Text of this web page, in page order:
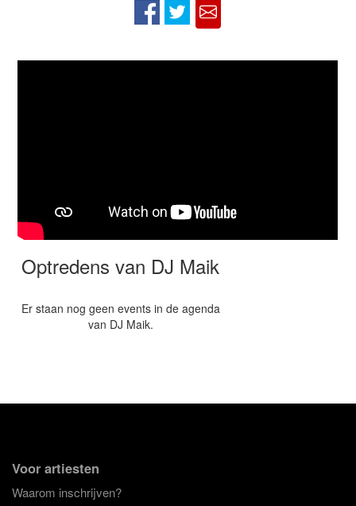
Optredens van DJ Maik
Er staan nog geen events in de agenda
van DJ Maik.
Voor artiesten
Waarom inschrijven?